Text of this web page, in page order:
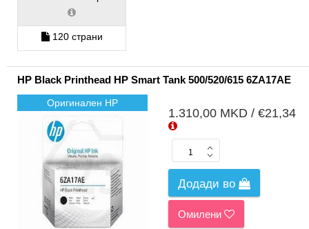
120 страни
HP Black Printhead HP Smart Tank 500/520/615 6ZA17AE
Оригинален HP
1.310,00 MKD / €21,34
Додади во
Омилени